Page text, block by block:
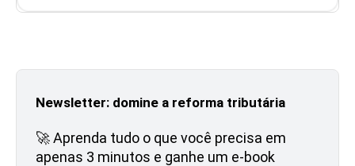
Newsletter: domine a reforma tributária
🚀 Aprenda tudo o que você precisa em
apenas 3 minutos e ganhe um e-book